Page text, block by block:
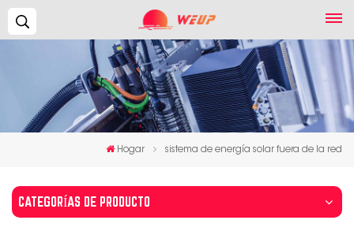
Hogar sistema de energía solar fuera de la red
CATEGORÍAS DE PRODUCTO